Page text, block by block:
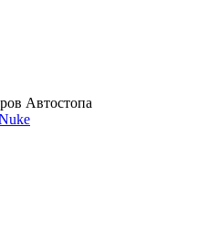
Автостопа